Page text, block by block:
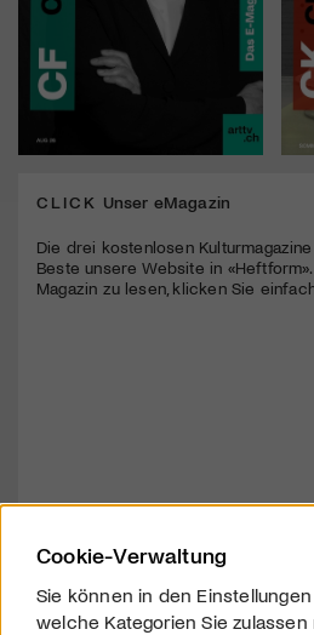
CLICK Unser eMagazin
Die drei kostenlosen
Beste unsere Website in
Magazin zu lesen, klicken Sie
Cookie-Verwaltung
Sie können in den
welche Kategorien Sie zulassen